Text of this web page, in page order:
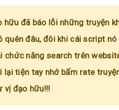
hữu đã báo lỗi những truyện
quên đâu, đôi khi cái script
chức năng search trên
lại tiện tay nhớ bấm rate
vị đạo hữu!!!